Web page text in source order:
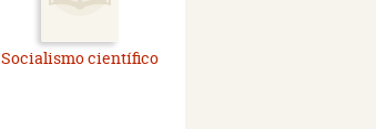
Socialismo científico